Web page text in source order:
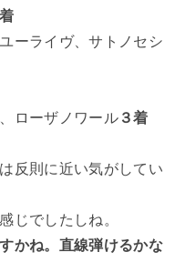
ーライヴ、サトノセシ
、ローザノワール ３着
反則に近い気がしてい
じでしたしね。
かね。直線弾けるかな